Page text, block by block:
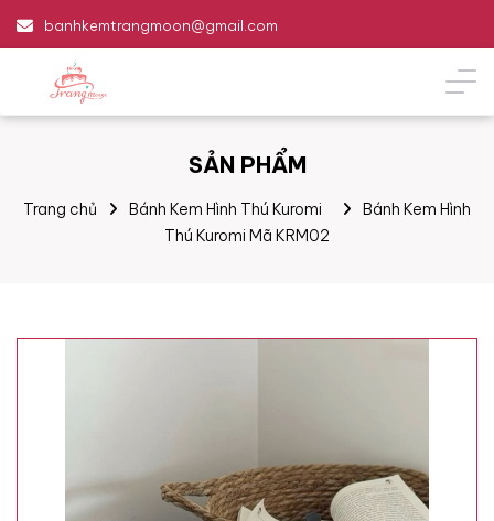
banhkemtrangmoon@gmail.com
SẢN PHẨM
Trang chủ Bánh Kem Hình Thú Kuromi
Bánh Kem Hình
Thú Kuromi Mã KRM02